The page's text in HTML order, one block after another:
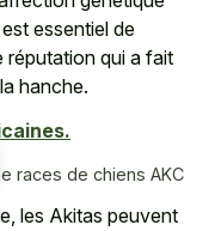
essentiel de
réputation qui a fait
hanche.
races de chiens AKC
les Akitas peuvent